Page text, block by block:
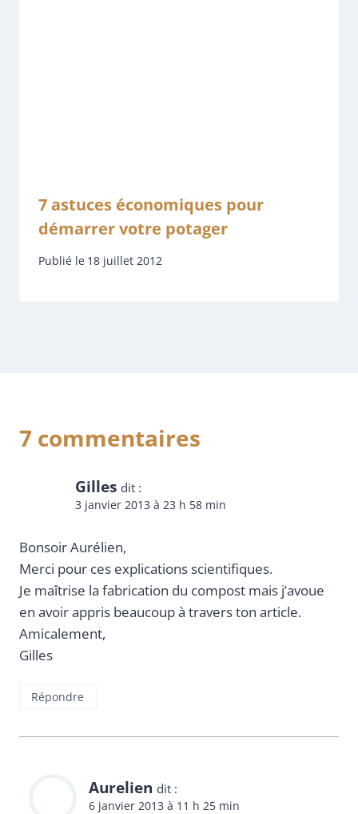
7 astuces économiques pour
démarrer votre potager
Publié le 18 juillet 2012
7 commentaires
Gilles dit :
3 janvier 2013 à 23 h 58 min
Bonsoir Aurélien,
Merci pour ces explications scientifiques.
Je maîtrise la fabrication du compost mais j’avoue
en avoir appris beaucoup à travers ton article.
Amicalement,
Gilles
Répondre
Aurelien dit :
6 janvier 2013 à 11 h 25 min